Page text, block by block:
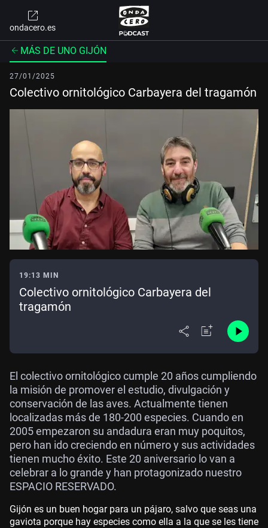
ondacero.es
MÁS DE UNO GIJÓN
27/01/2025
Colectivo ornitológico Carbayera del tragamón
19:13 MIN
Colectivo ornitológico Carbayera del
tragamón
El colectivo ornitológico cumple 20 años cumpliendo
la misión de promover el estudio, divulgación y
conservación de las aves. Actualmente tienen
localizadas más de 180-200 especies. Cuando en
2005 empezaron su andadura eran muy poquitos,
pero han ido creciendo en número y sus actividades
tienen mucho éxito. Este 20 aniversario lo van a
celebrar a lo grande y han protagonizado nuestro
ESPACIO RESERVADO.
Gijón es un buen hogar para un pájaro, salvo que seas una
gaviota porque hay especies como ella a la que se les tiene